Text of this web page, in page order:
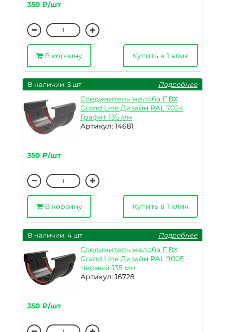
350 ₽/шт
В корзину Купить в 1 клик
В наличии: 5 шт Подробнее
Соединитель желоба ПВХ
Grand Line Дизайн RAL 7024
Графит 135 мм
Артикул: 14681
350 ₽/шт
В корзину Купить в 1 клик
В наличии: 4 шт Подробнее
Соединитель желоба ПВХ
Grand Line Дизайн RAL 9005
Черный 135 мм
Артикул: 16728
350 ₽/шт